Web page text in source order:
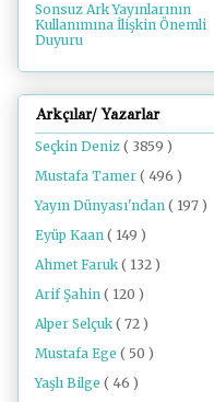
Sonsuz Ark Yayınlarının
Kullanımına İlişkin Önemli
Duyuru
Arkçılar/ Yazarlar
Seçkin Deniz ( 3859 )
Mustafa Tamer ( 496 )
Yayın Dünyası'ndan ( 197 )
Eyüp Kaan ( 149 )
Ahmet Faruk ( 132 )
Arif Şahin ( 120 )
Alper Selçuk ( 72 )
Mustafa Ege ( 50 )
Yaşlı Bilge ( 46 )